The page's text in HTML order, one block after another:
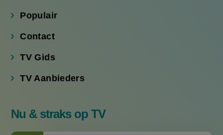
Populair
Contact
TV Gids
TV Aanbieders
Nu & straks op TV